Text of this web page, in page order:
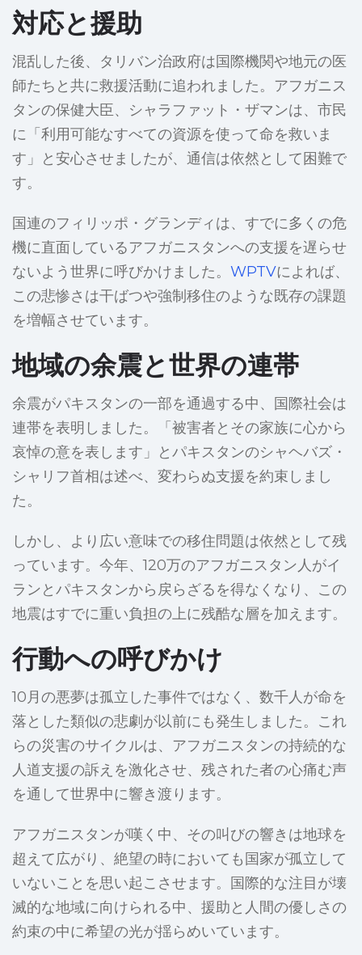
対応と援助
混乱した後、タリバン治政府は国際機関や地元の医
師たちと共に救援活動に追われました。アフガニス
タンの保健大臣、シャラファット・ザマンは、市民
に「利用可能なすべての資源を使って命を救いま
す」と安心させましたが、通信は依然として困難で
す。
国連のフィリッポ・グランディは、すでに多くの危
機に直面しているアフガニスタンへの支援を遅らせ
ないよう世界に呼びかけました。 WPTVによれば、
この悲惨さは干ばつや強制移住のような既存の課題
を増幅させています。
地域の余震と世界の連帯
余震がパキスタンの一部を通過する中、国際社会は
連帯を表明しました。「被害者とその家族に心から
哀悼の意を表します」とパキスタンのシャヘバズ・
シャリフ首相は述べ、変わらぬ支援を約束しまし
た。
しかし、より広い意味での移住問題は依然として残
っています。今年、120万のアフガニスタン人がイ
ランとパキスタンから戻らざるを得なくなり、この
地震はすでに重い負担の上に残酷な層を加えます。
行動への呼びかけ
10月の悪夢は孤立した事件ではなく、数千人が命を
落とした類似の悲劇が以前にも発生しました。これ
らの災害のサイクルは、アフガニスタンの持続的な
人道支援の訴えを激化させ、残された者の心痛む声
を通して世界中に響き渡ります。
アフガニスタンが嘆く中、その叫びの響きは地球を
超えて広がり、絶望の時においても国家が孤立して
いないことを思い起こさせます。国際的な注目が壊
滅的な地域に向けられる中、援助と人間の優しさの
約束の中に希望の光が揺らめいています。